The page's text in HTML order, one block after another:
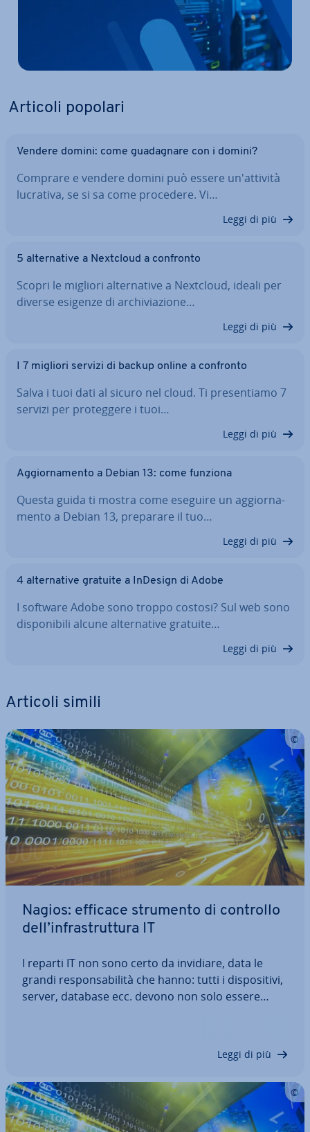
Articoli popolari
Vendere domini: come gua­da­gna­re con i domini?
Comprare e vendere domini può essere un'at­ti­vi­tà
lucrativa, se si sa come procedere. Vi…
Leggi di più
5 al­ter­na­ti­ve a Nextcloud a confronto
Scopri le migliori al­ter­na­ti­ve a Nextcloud, ideali per
diverse esigenze di ar­chi­via­zio­ne…
Leggi di più
I 7 migliori servizi di backup online a confronto
Salva i tuoi dati al sicuro nel cloud. Ti pre­sen­tia­mo 7
servizi per pro­teg­ge­re i tuoi…
Leggi di più
Ag­gior­na­men­to a Debian 13: come funziona
Questa guida ti mostra come eseguire un ag­gior­na­
men­to a Debian 13, preparare il tuo…
Leggi di più
4 al­ter­na­ti­ve gratuite a InDesign di Adobe
I software Adobe sono troppo costosi? Sul web sono
di­spo­ni­bi­li alcune al­ter­na­ti­ve gratuite…
Leggi di più
Articoli simili
Nagios: efficace strumento di controllo
dell’in­fra­strut­tu­ra IT
I reparti IT non sono certo da invidiare, data le
grandi re­spon­sa­bi­li­tà che hanno: tutti i di­spo­si­ti­vi,
server, database ecc. devono non solo essere
Leggi di più